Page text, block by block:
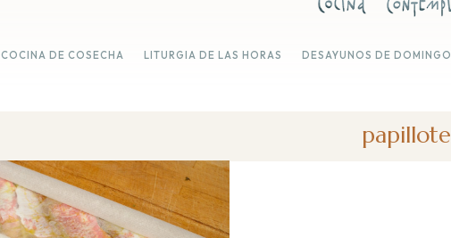
COCINA DE COSECHA LITURGIA DE LAS HORAS DESAYUNOS DE DOMINGO
papillote